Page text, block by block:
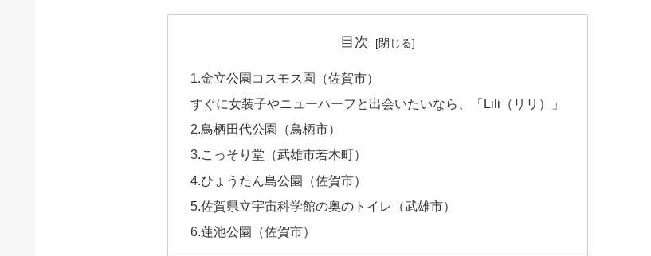
目次
1.金立公園コスモス園（佐賀市）
すぐに女装子やニューハーフと出会いたいなら、「Lili（リリ）」
2.鳥栖田代公園（鳥栖市）
3.こっそり堂（武雄市若木町）
4.ひょうたん島公園（佐賀市）
5.佐賀県立宇宙科学館の奥のトイレ（武雄市）
6.蓮池公園（佐賀市）